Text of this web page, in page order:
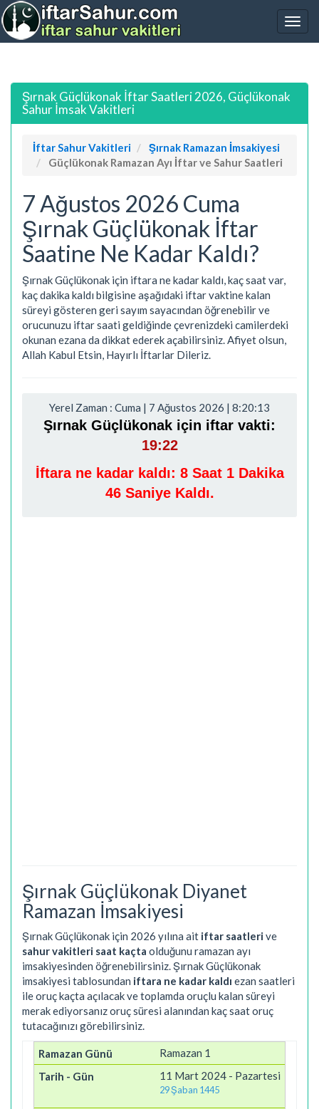
Şırnak Güçlükonak İftar Saatleri 2026, Güçlükonak
Sahur İmsak Vakitleri
İftar Sahur Vakitleri
Şırnak Ramazan İmsakiyesi
Güçlükonak Ramazan Ayı İftar ve Sahur Saatleri
7 Ağustos 2026 Cuma
Şırnak Güçlükonak İftar
Saatine Ne Kadar Kaldı?
Şırnak Güçlükonak için iftara ne kadar kaldı, kaç saat var,
kaç dakika kaldı bilgisine aşağıdaki iftar vaktine kalan
süreyi gösteren geri sayım sayacından öğrenebilir ve
orucunuzu iftar saati geldiğinde çevrenizdeki camilerdeki
okunan ezana da dikkat ederek açabilirsiniz. Afiyet olsun,
Allah Kabul Etsin, Hayırlı İftarlar Dileriz.
Yerel Zaman : Cuma | 7 Ağustos 2026 | 8:20:14
Şırnak Güçlükonak için iftar vakti:
19:22
İftara ne kadar kaldı: 8 Saat 1 Dakika
45 Saniye Kaldı.
Şırnak Güçlükonak Diyanet
Ramazan İmsakiyesi
Şırnak Güçlükonak için 2026 yılına ait iftar saatlerive
sahur vakitleri saat kaçta olduğunu ramazan ayı
imsakiyesinden öğrenebilirsiniz. Şırnak Güçlükonak
imsakiyesi tablosundan iftara ne kadar kaldı ezan saatleri
ile oruç kaçta açılacak ve toplamda oruçlu kalan süreyi
merak ediyorsanız oruç süresi alanından kaç saat oruç
tutacağınızı görebilirsiniz.
Ramazan 1
11 Mart 2024 - Pazartesi
29 Şaban 1445